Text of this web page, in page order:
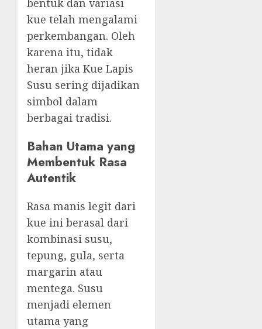
kue telah mengalami
perkembangan. Oleh
karena itu, tidak
heran jika Kue Lapis
Susu sering dijadikan
simbol dalam
berbagai tradisi.
Bahan Utama yang
Membentuk Rasa
Autentik
Rasa manis legit dari
kue ini berasal dari
kombinasi susu,
tepung, gula, serta
margarin atau
mentega. Susu
menjadi elemen
utama yang